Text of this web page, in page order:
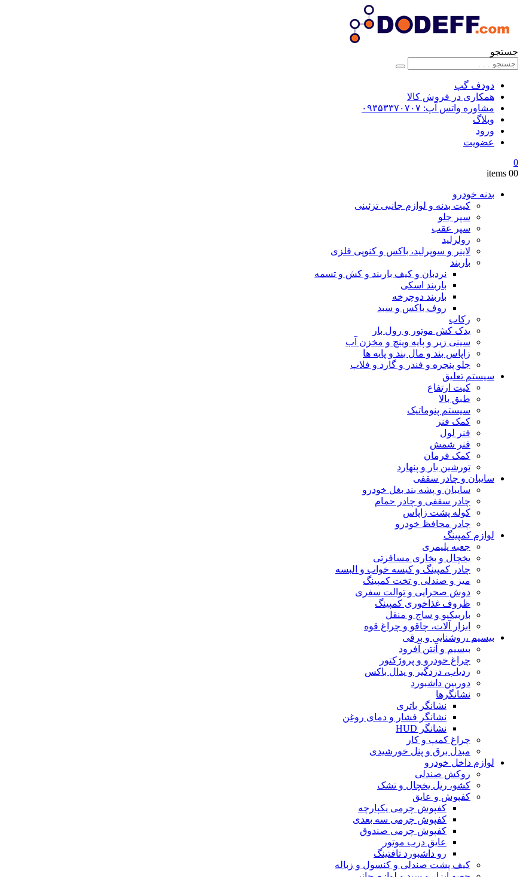
جستجو
دودف گپ
همکاری در فروش کالا
مشاوره واتس آپ: ۰۹۳۵۳۳۷۰۷۰۷
وبلاگ
ورود
عضویت
0
00 items
بدنه خودرو
کیت بدنه و لوازم جانبی تزئینی
سپر جلو
سپر عقب
رولرلید
لاینر و سوپرلید، باکس و کنوپی فلزی
باربند
نردبان و کیف باربند و کش و تسمه
باربند اسکی
باربند دوچرخه
روف باکس و سبد
رکاب
یدک کش موتور و رول بار
سینی زیر و پایه وینچ و مخزن آب
زاپاس بند و مال بند و پایه ها
جلو پنجره و فندر و گارد و فلاپ
سیستم تعلیق
کیت ارتفاع
طبق بالا
سیستم پنوماتیک
کمک فنر
فنر لول
فنر شمش
کمک فرمان
تورشین بار و پنهارد
سایبان و چادر سقفی
سایبان و پشه بند بغل خودرو
چادر سقفی و چادر حمام
کوله پشت زاپاس
چادر محافظ خودرو
لوازم کمپینگ
جعبه پلیمری
یخچال و بخاری مسافرتی
چادر کمپینگ و کیسه خواب و البسه
میز و صندلی و تخت کمپینگ
دوش صحرایی و توالت سفری
ظروف غذاخوری کمپینگ
باربیکیو و ساج و منقل
ابزار آلات، چاقو و چراغ قوه
بیسیم ،روشنایی و برقی
بیسیم و آنتن آفرود
چراغ خودرو و پروژکتور
ردیاب، دزدگیر و پدال باکس
دوربین داشبورد
نشانگرها
نشانگر باتری
نشانگر فشار و دمای روغن
نشانگر HUD
چراغ کمپ و کار
مبدل برق و پنل خورشیدی
لوازم داخل خودرو
روکش صندلی
کشو، ریل یخچال و تشک
کفپوش و عایق
کفپوش چرمی یکپارچه
کفپوش چرمی سه بعدی
کفپوش چرمی صندوق
عایق درب موتور
رو داشبورد تافتینگ
کیف پشت صندلی و کنسول و زباله